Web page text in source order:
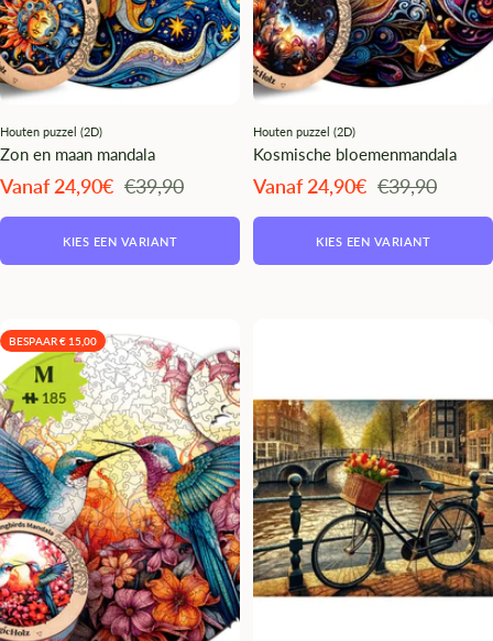
Houten puzzel (2D)
Zon en maan mandala
Angebotspreis
Vanaf 24,90€ Regulärer
€39,90
KIES EEN VARIANT
Houten puzzel (2D)
Kosmische bloemenmandala
Angebotspreis
Vanaf 24,90€ Regulärer
€39,90
KIES EEN VARIANT
BESPAAR € 15,00